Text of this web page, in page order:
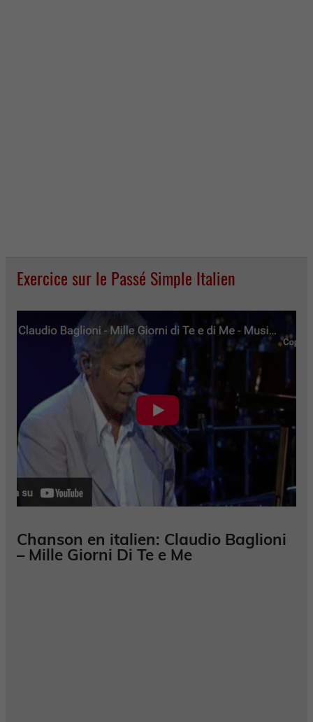
Exercice sur le Passé Simple Italien
Chanson en italien: Claudio Baglioni
– Mille Giorni Di Te e Me